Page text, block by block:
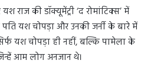
राज की डॉक्यूमेंट्री ‘द रोमांटिक्स’ में
यश चोपड़ा और उनकी जर्नी के बारे में
यश चोपड़ा ही नहीं, बल्कि पामेला के
आम लोग अनजान थे।